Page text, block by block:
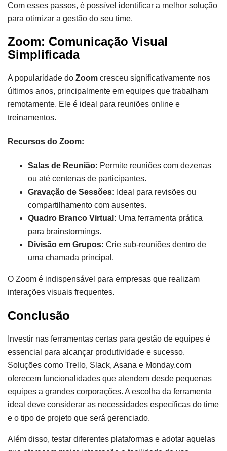
Com esses passos, é possível identificar a melhor solução
para otimizar a gestão do seu time.
Zoom: Comunicação Visual
Simplificada
A popularidade do Zoom cresceu significativamente nos
últimos anos, principalmente em equipes que trabalham
remotamente. Ele é ideal para reuniões online e
treinamentos.
Recursos do Zoom:
Salas de Reunião: Permite reuniões com dezenas
ou até centenas de participantes.
Gravação de Sessões: Ideal para revisões ou
compartilhamento com ausentes.
Quadro Branco Virtual: Uma ferramenta prática
para brainstormings.
Divisão em Grupos: Crie sub-reuniões dentro de
uma chamada principal.
O Zoom é indispensável para empresas que realizam
interações visuais frequentes.
Conclusão
Investir nas ferramentas certas para gestão de equipes é
essencial para alcançar produtividade e sucesso.
Soluções como Trello, Slack, Asana e Monday.com
oferecem funcionalidades que atendem desde pequenas
equipes a grandes corporações. A escolha da ferramenta
ideal deve considerar as necessidades específicas do time
e o tipo de projeto que será gerenciado.
Além disso, testar diferentes plataformas e adotar aquelas